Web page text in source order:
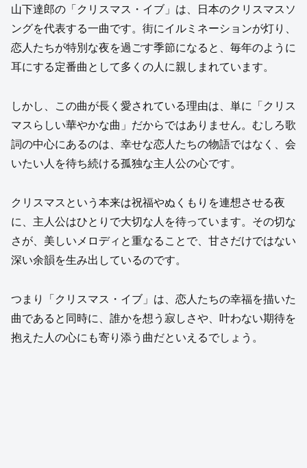
山下達郎の「クリスマス・イブ」は、日本のクリスマスソ
ングを代表する一曲です。街にイルミネーションが灯り、
恋人たちが特別な夜を過ごす季節になると、毎年のように
耳にする定番曲として多くの人に親しまれています。
しかし、この曲が長く愛されている理由は、単に「クリス
マスらしい華やかな曲」だからではありません。むしろ歌
詞の中心にあるのは、幸せな恋人たちの物語ではなく、会
いたい人を待ち続ける孤独な主人公の心です。
クリスマスという本来は祝福やぬくもりを連想させる夜
に、主人公はひとりで大切な人を待っています。その切な
さが、美しいメロディと重なることで、甘さだけではない
深い余韻を生み出しているのです。
つまり「クリスマス・イブ」は、恋人たちの幸福を描いた
曲であると同時に、誰かを想う寂しさや、叶わない期待を
抱えた人の心にも寄り添う曲だといえるでしょう。